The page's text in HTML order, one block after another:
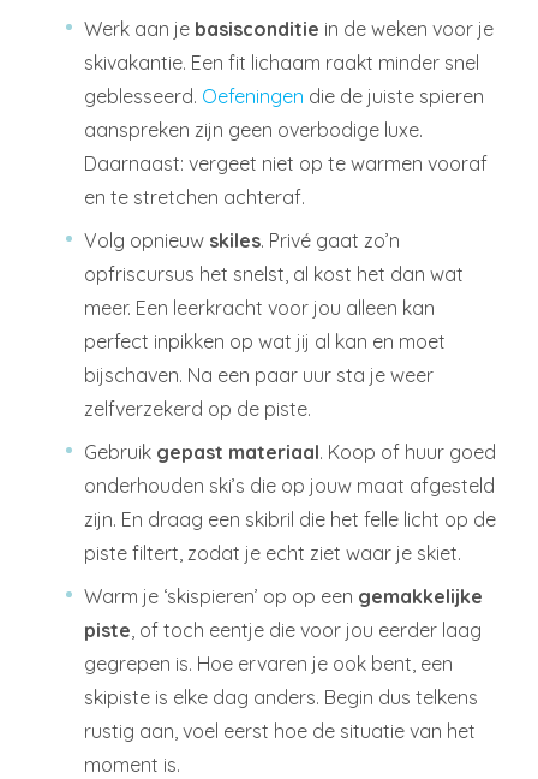
Werk aan je basisconditie in de weken voor je
skivakantie. Een fit lichaam raakt minder snel
geblesseerd. Oefeningen die de juiste spieren
aanspreken zijn geen overbodige luxe.
Daarnaast: vergeet niet op te warmen vooraf
en te stretchen achteraf.
Volg opnieuw skiles. Privé gaat zo’n
opfriscursus het snelst, al kost het dan wat
meer. Een leerkracht voor jou alleen kan
perfect inpikken op wat jij al kan en moet
bijschaven. Na een paar uur sta je weer
zelfverzekerd op de piste.
Gebruik gepast materiaal. Koop of huur goed
onderhouden ski’s die op jouw maat afgesteld
zijn. En draag een skibril die het felle licht op de
piste filtert, zodat je echt ziet waar je skiet.
Warm je ‘skispieren’ op op een gemakkelijke
piste , of toch eentje die voor jou eerder laag
gegrepen is. Hoe ervaren je ook bent, een
skipiste is elke dag anders. Begin dus telkens
rustig aan, voel eerst hoe de situatie van het
moment is.